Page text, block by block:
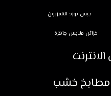
جبس بورد للتلفزيون
خزائن ملابس جاهزة
مطابخ خشب